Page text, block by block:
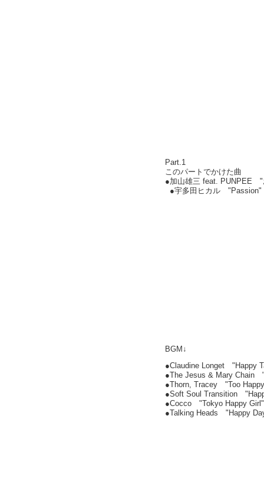
Part.1
このパートでかけた曲
●加山雄三 feat. PUNPEE "
●宇多田ヒカル "Passion"
BGM↓
●Claudine Longet "Happy
●The Jesus & Mary Chain
●Thorn, Tracey "Too
●Soft Soul Transition
●Cocco "Tokyo Happy Girl"
●Talking Heads "Happy